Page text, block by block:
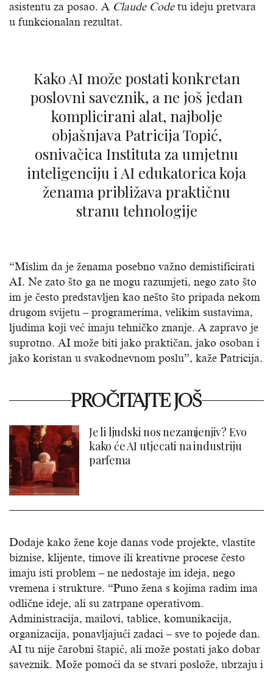
asistentu za posao. A Claude Codetu ideju pretvara
u funkcionalan rezultat.
Kako AI može postati konkretan
poslovni saveznik, a ne još jedan
komplicirani alat, najbolje
objašnjava Patricija Topić,
osnivačica Instituta za umjetnu
inteligenciju i AI edukatorica koja
ženama približava praktičnu
stranu tehnologije
“Mislim da je ženama posebno važno demistificirati
AI. Ne zato što ga ne mogu razumjeti, nego zato što
im je često predstavljen kao nešto što pripada nekom
drugom svijetu – programerima, velikim sustavima,
ljudima koji već imaju tehničko znanje. A zapravo je
suprotno. AI može biti jako praktičan, jako osoban i
jako koristan u svakodnevnom poslu”, kaže Patricija.
PROČITAJTE JOŠ
Je li ljudski nos nezamjenjiv? Evo
kako će AI utjecati na industriju
parfema
Dodaje kako žene koje danas vode projekte, vlastite
biznise, klijente, timove ili kreativne procese često
imaju isti problem – ne nedostaje im ideja, nego
vremena i strukture. “Puno žena s kojima radim ima
odlične ideje, ali su zatrpane operativom.
Administracija, mailovi, tablice, komunikacija,
organizacija, ponavljajući zadaci – sve to pojede dan.
AI tu nije čarobni štapić, ali može postati jako dobar
saveznik. Može pomoći da se stvari poslože, ubrzaju i